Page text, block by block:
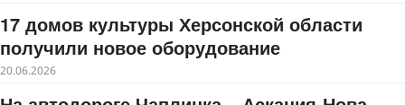
17 домов культуры Херсонской области
получили новое оборудование
20.06.2026